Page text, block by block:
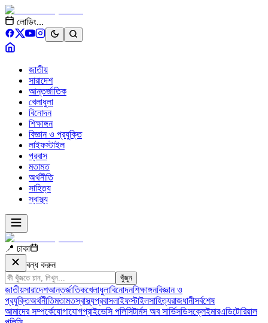
লোডিং...
জাতীয়
সারাদেশ
আন্তর্জাতিক
খেলাধুলা
বিনোদন
শিক্ষাঙ্গন
বিজ্ঞান ও প্রযুক্তি
লাইফস্টাইল
প্রবাস
মতামত
অর্থনীতি
সাহিত্য
স্বাস্থ্য
📍 ঢাকা
বন্ধ করুন
খুঁজুন
জাতীয়সারাদেশআন্তর্জাতিকখেলাধুলাবিনোদনশিক্ষাঙ্গনবিজ্ঞান ও
প্রযুক্তিঅর্থনীতিমতামতস্বাস্থ্যপ্রবাসলাইফস্টাইলসাহিত্যরাজধানীসর্বশেষ
আমাদের সম্পর্কেযোগাযোগপ্রাইভেসি পলিসিটার্মস অব সার্ভিসডিসক্লেইমারএডিটোরিয়াল